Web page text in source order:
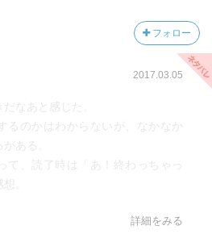
フォロー
2017.03.05
なあと感じた。
るのかはわからないが、なかなか
ある。
て、読了時は「あ！終わっちゃっ
。
詳細をみる